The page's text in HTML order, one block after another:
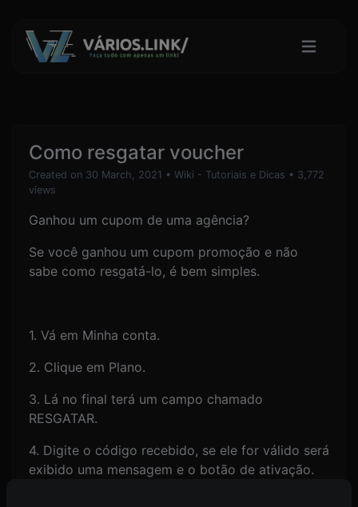
Como resgatar voucher
Created on 30 March, 2021 • Wiki - Tutoriais e Dicas • 3,772
views
Ganhou um cupom de uma agência?
Se você ganhou um cupom promoção e não
sabe como resgatá-lo, é bem simples.
1. Vá em Minha conta.
2. Clique em Plano.
3. Lá no final terá um campo chamado
RESGATAR.
4. Digite o código recebido, se ele for válido será
exibido uma mensagem e o botão de ativação.